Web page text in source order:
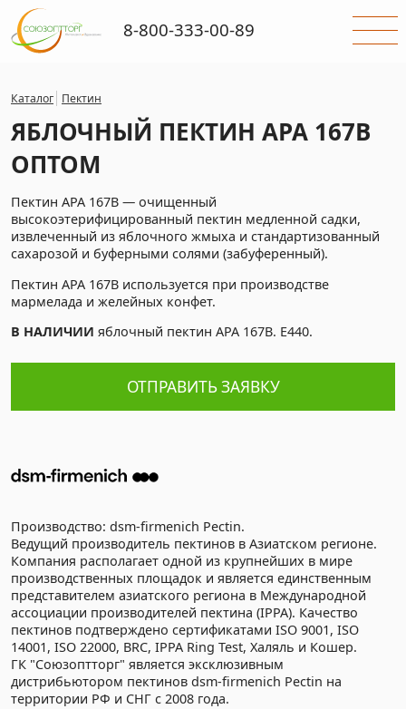
Каталог Пектин
ЯБЛОЧНЫЙ ПЕКТИН APA 167B
ОПТОМ
Пектин APA 167B — очищенный
высокоэтерифицированный пектин медленной садки,
извлеченный из яблочного жмыха и стандартизованный
сахарозой и буферными солями (забуференный).
Пектин APA 167B используется при производстве
мармелада и желейных конфет.
В НАЛИЧИИ яблочный пектин APA 167B. E440.
ОТПРАВИТЬ ЗАЯВКУ
Производство: dsm-firmenich Pectin.
Ведущий производитель пектинов в Азиатском регионе.
Компания располагает одной из крупнейших в мире
производственных площадок и является единственным
представителем азиатского региона в Международной
ассоциации производителей пектина (IPPA). Качество
пектинов подтверждено сертификатами ISO 9001, ISO
14001, ISO 22000, BRC, IPPA Ring Test, Халяль и Кошер.
ГК "Союзоптторг" является эксклюзивным
дистрибьютором пектинов dsm-firmenich Pectin на
территории РФ и СНГ с 2008 года.
8-800-333-00-89